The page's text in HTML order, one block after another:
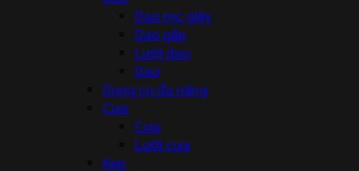
Dao rọc giấy
Dao gấp
Lưỡi dao
Dao
Dụng cụ đa năng
Cưa
Cưa
Lưỡi cưa
Kẹp